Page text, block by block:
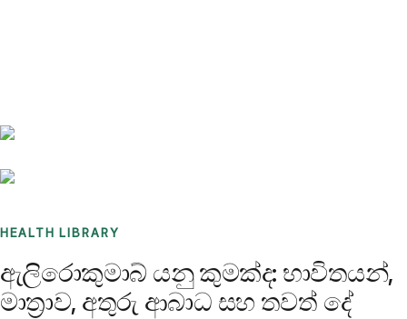
HEALTH LIBRARY
ඇලිරොකුමාබ් යනු කුමක්ද: භාවිතයන්,
මාත්‍රාව, අතුරු ආබාධ සහ තවත් දේ